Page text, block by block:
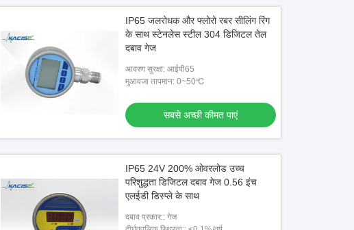
IP65 जलरोधक और फ्लोरो रबर सीलिंग रिंग
के साथ स्टेनलेस स्टील 304 डिजिटल तेल
दबाव गेज
आवरण सुरक्षा: आईपी65
मुआवजा तापमान: 0~50℃
सबसे अच्छी कीमत पाएं
IP65 24V 200% ओवरलोड उच्च
परिशुद्धता डिजिटल दबाव गेज 0.56 इंच
एलईडी डिस्प्ले के साथ
दबाव प्रकार:: गेज